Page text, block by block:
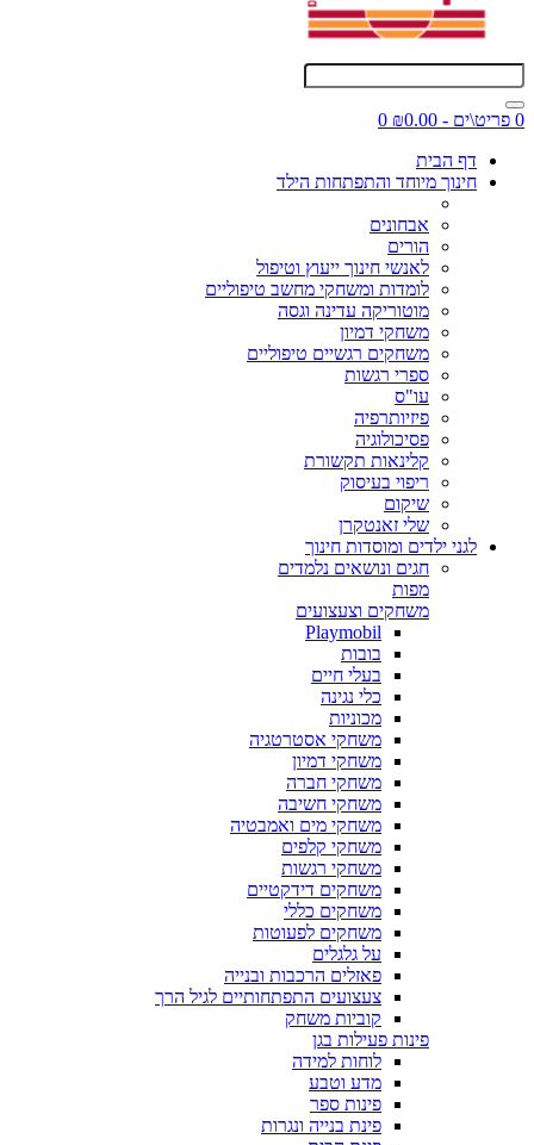
0 פריט\ים - ₪0.00
0
דף הבית
חינוך מיוחד והתפתחות הילד
אבחונים
הורים
לאנשי חינוך ייעוץ וטיפול
לומדות ומשחקי מחשב טיפוליים
מוטוריקה עדינה וגסה
משחקי דמיון
משחקים רגשיים טיפוליים
ספרי רגשות
עו"ס
פיזיותרפיה
פסיכולוגיה
קלינאות תקשורת
ריפוי בעיסוק
שיקום
שלי זאנטקרן
לגני ילדים ומוסדות חינוך
חגים ונושאים נלמדים
מפות
משחקים וצעצועים
Playmobil
בובות
בעלי חיים
כלי נגינה
מכוניות
משחקי אסטרטגיה
משחקי דמיון
משחקי חברה
משחקי חשיבה
משחקי מים ואמבטיה
משחקי קלפים
משחקי רגשות
משחקים דידקטיים
משחקים כללי
משחקים לפעוטות
על גלגלים
פאזלים הרכבות ובנייה
צעצועים התפתחותיים לגיל הרך
קוביות משחק
פינות פעילות בגן
לוחות למידה
מדע וטבע
פינות ספר
פינת בנייה ונגרות